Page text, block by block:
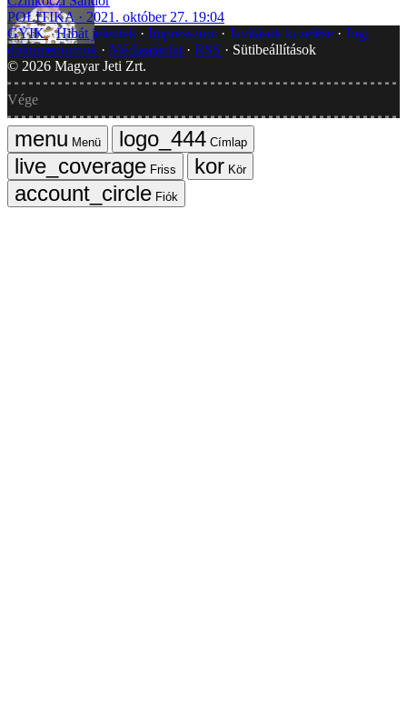
POLITIKA
2021. október 27. 19:04
GYIK Hibát jelentek Impresszum Javítások kezelése
Jogi
dokumentumok
Médiaajánlat RSS
Sütibeállítások
© 2026 Magyar Jeti Zrt.
Vége
Menü
Címlap
Friss
Kör
Fiók